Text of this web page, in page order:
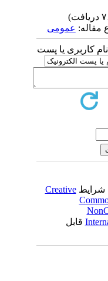
عمومى
کاربری یا پست
شرایطCreative
قابل